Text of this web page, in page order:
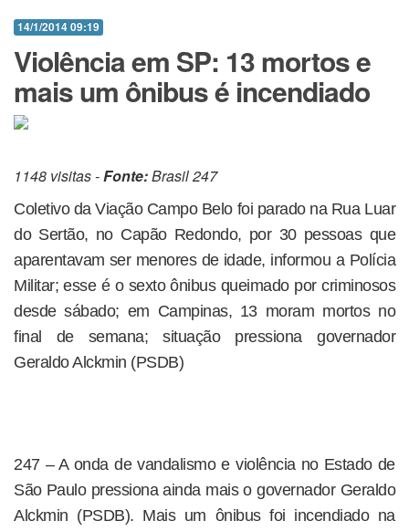
14/1/2014 09:19
Violência em SP: 13 mortos e
mais um ônibus é incendiado
1148 visitas -Fonte:Brasil 247
Coletivo da Viação Campo Belo foi parado na Rua Luar
do Sertão, no Capão Redondo, por 30 pessoas que
aparentavam ser menores de idade, informou a Polícia
Militar; esse é o sexto ônibus queimado por criminosos
desde sábado; em Campinas, 13 moram mortos no
final de semana; situação pressiona governador
Geraldo Alckmin (PSDB)
247 – A onda de vandalismo e violência no Estado de
São Paulo pressiona ainda mais o governador Geraldo
Alckmin (PSDB). Mais um ônibus foi incendiado na